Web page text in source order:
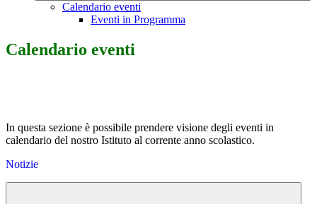
Calendario eventi
Eventi in Programma
Calendario eventi
In questa sezione è possibile prendere visione degli eventi in
calendario del nostro Istituto al corrente anno scolastico.
Notizie